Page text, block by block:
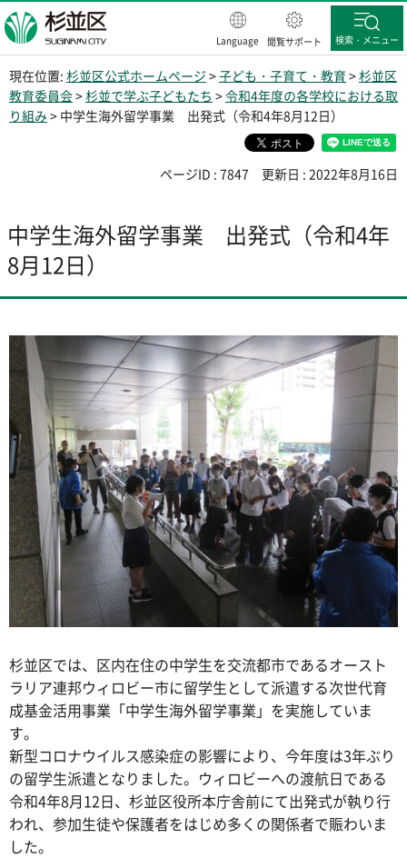
杉並区
Language 閲覧サポート 検索・メニュー
現在位置: 杉並区公式ホームページ >子ども・子育て・教育 >杉並区
教育委員会>杉並で学ぶ子どもたち >令和4年度の各学校における取
り組み > 中学生海外留学事業 出発式（令和4年8月12日）
ページID : 7847 更新日 : 2022年8月16日
中学生海外留学事業 出発式（令和4年
8月12日）
杉並区では、区内在住の中学生を交流都市であるオースト
ラリア連邦ウィロビー市に留学生として派遣する次世代育
成基金活用事業「中学生海外留学事業」を実施していま
す。
新型コロナウイルス感染症の影響により、今年度は3年ぶり
の留学生派遣となりました。ウィロビーへの渡航日である
令和4年8月12日、杉並区役所本庁舎前にて出発式が執り行
われ、参加生徒や保護者をはじめ多くの関係者で賑わいま
した。